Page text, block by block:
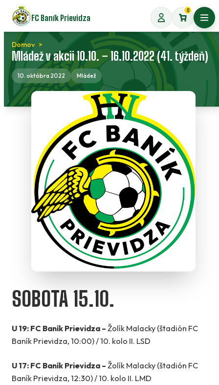
Preskočiť
na
obsah
FC Baník Prievidza
0
Domov
Mládež v akcii 10.10. – 16.10.2022 (41. týždeň)
10. októbra 2022 Mládež
SOBOTA 15.10.
U 19: FC Baník Prievidza – Žolík Malacky (štadión FC
Baník Prievidza, 10:00) / 10. kolo II. LSD
U 17: FC Baník Prievidza – Žolík Malacky (štadión FC
Baník Prievidza, 12:30) / 10. kolo II. LMD